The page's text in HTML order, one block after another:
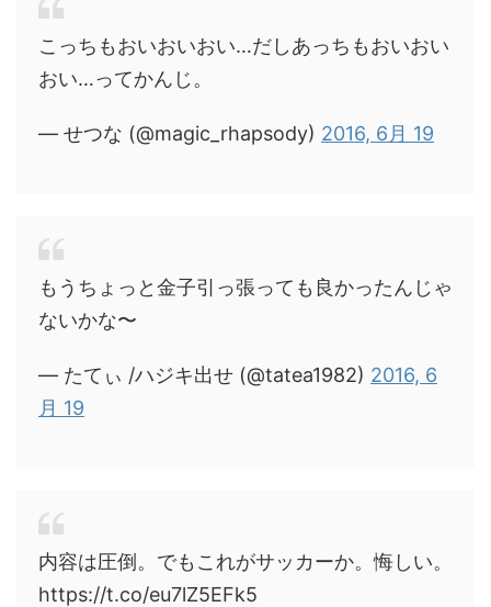
こっちもおいおいおい…だしあっちもおいおい
おい…ってかんじ。
— せつな (@magic_rhapsody) 2016, 6月 19
もうちょっと金子引っ張っても良かったんじゃ
ないかな〜
— たてぃ /ハジキ出せ (@tatea1982) 2016, 6
月 19
内容は圧倒。でもこれがサッカーか。悔しい。
https://t.co/eu7lZ5EFk5